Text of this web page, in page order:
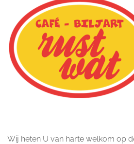
Wij heten U van harte welkom op